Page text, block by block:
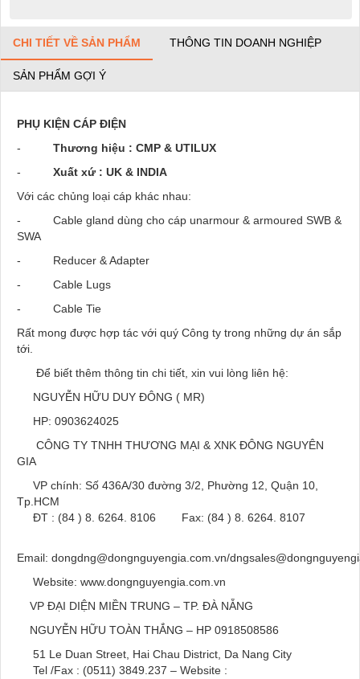
CHI TIẾT VỀ SẢN PHẨM THÔNG TIN DOANH NGHIỆP
SẢN PHẨM GỢI Ý
PHỤ KIỆN CÁP ĐIỆN
- Thương hiệu : CMP & UTILUX
- Xuất xứ : UK & INDIA
Với các chủng loại cáp khác nhau:
- Cable gland dùng cho cáp unarmour & armoured SWB &
SWA
- Reducer & Adapter
- Cable Lugs
- Cable Tie
Rất mong được hợp tác với quý Công ty trong những dự án sắp
tới.
Để biết thêm thông tin chi tiết, xin vui lòng liên hệ:
NGUYỄN HỮU DUY ĐÔNG ( MR)
HP: 0903624025
CÔNG TY TNHH THƯƠNG MẠI & XNK ĐÔNG NGUYÊN
GIA
VP chính: Số 436A/30 đường 3/2, Phường 12, Quận 10,
Tp.HCM
ĐT : (84 ) 8. 6264. 8106 Fax: (84 ) 8. 6264. 8107
Email: dongdng@dongnguyengia.com.vn/
Website: www.dongnguyengia.com.vn
VP ĐẠI DIỆN MIỀN TRUNG – TP. ĐÀ NẴNG
NGUYỄN HỮU TOÀN THẮNG – HP 0918508586
51 Le Duan Street, Hai Chau District, Da Nang City
Tel /Fax : (0511) 3849.237 – Website :